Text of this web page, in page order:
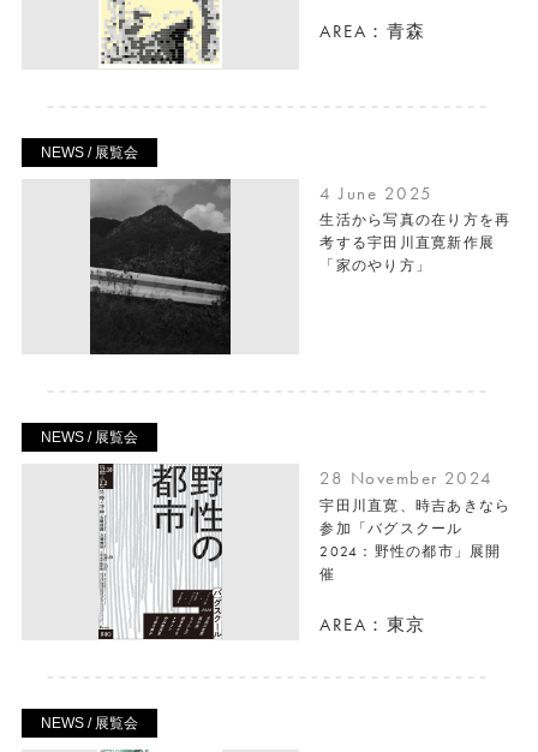
AREA：青森
NEWS / 展覧会
4 June 2025
生活から写真の在り方を再
考する宇田川直寛新作展
「家のやり方」
NEWS / 展覧会
28 November 2024
宇田川直寛、時吉あきなら
参加「バグスクール
2024：野性の都市」展開
催
AREA：東京
NEWS / 展覧会